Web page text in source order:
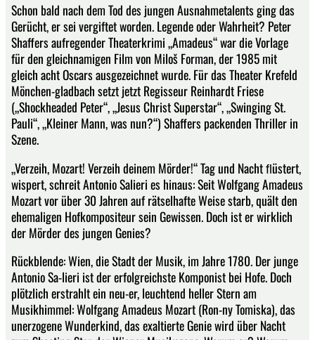
Schon bald nach dem Tod des jungen Ausnahmetalents ging das
Gerücht, er sei vergiftet worden. Legende oder Wahrheit? Peter
Shaffers aufregender Theaterkrimi „Amadeus“ war die Vorlage
für den gleichnamigen Film von Miloš Forman, der 1985 mit
gleich acht Oscars ausgezeichnet wurde. Für das Theater Krefeld
Mönchen-gladbach setzt jetzt Regisseur Reinhardt Friese
(„Shockheaded Peter“, „Jesus Christ Superstar“, „Swinging St.
Pauli“, „Kleiner Mann, was nun?“) Shaffers packenden Thriller in
Szene.
„Verzeih, Mozart! Verzeih deinem Mörder!“ Tag und Nacht ﬂüstert,
wispert, schreit Antonio Salieri es hinaus: Seit Wolfgang Amadeus
Mozart vor über 30 Jahren auf rätselhafte Weise starb, quält den
ehemaligen Hofkompositeur sein Gewissen. Doch ist er wirklich
der Mörder des jungen Genies?
Rückblende: Wien, die Stadt der Musik, im Jahre 1780. Der junge
Antonio Sa-lieri ist der erfolgreichste Komponist bei Hofe. Doch
plötzlich erstrahlt ein neu-er, leuchtend heller Stern am
Musikhimmel: Wolfgang Amadeus Mozart (Ron-ny Tomiska), das
unerzogene Wunderkind, das exaltierte Genie wird über Nacht